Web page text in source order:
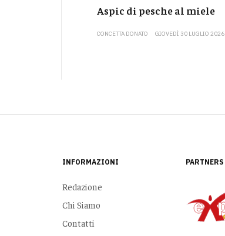
Aspic di pesche al miele
CONCETTA DONATO GIOVEDÌ 30 LUGLIO 2026
INFORMAZIONI
Redazione
Chi Siamo
Contatti
PARTNERS